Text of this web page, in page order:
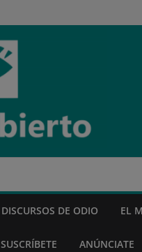
DISCURSOS DE ODIO EL
SUSCRÍBETE ANÚNCIATE